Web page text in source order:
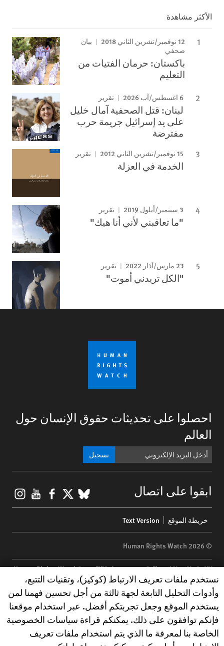
الأكثر مشاهدة
12 نوفمبر/تشرين الثاني 2018
بيان
صحفي
باكستان: حرمان الفتيات من
التعليم
6 اغسطس/آب 2026 تقرير
لبنان: قتل الصحفية آمال خليل
على يد إسرائيل جريمة حرب
مفترضة
15 نوفمبر/تشرين الثاني 2012 تقرير
الخدمة في العزلة
3 سبتمبر/أيلول 2019 تقرير
"ما تعاقبني لأني أنا هيك"
23 مارس/آذار 2022 تقرير
"الكل تريدني أموت"
احصلوا على تحديثات حقوق الإنسان حول
العالم
تسجيل
ابقوا على اتصال BlueSky
X
menu
خريطة الموقع Text Version
© 2026 Human Rights Watch
Human Rights Watch| 350 Fifth Avenue, 34th Floor | New York,NY
10118-3299 USA|t 1.212.290.4700
Human Rights Watchis a 501(C)(3) nonprofit registered in the US
under EIN: 13-2875808
Human Rights Watch cookie preferences
نستخدم ملفات تعريف الارتباط (كوكيز)، وتقنيات التتبع،
وأدوات التحليل التابعة لجهة ثالثة من أجل تحسين فهمنا لمن
يستخدم الموقع وجعل تجربتكم أفضل. عبر استخدام موقعنا
فإنكم توافقون على ذلك. يمكنكم قراءة سياسات الخصوصية
الخاصة بنا لمعرفة ما الذي يتم استخدام ملفات تعريف